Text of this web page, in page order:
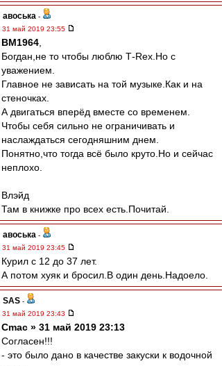
авоська -
31 май 2019 23:55
BM1964
Богдан,не то чтобы люблю Т-Rex.Но с
уважением.
Главное не зависать на той музыке.Как и на
стеночках.
А двигаться вперёд вместе со временем.
Чтобы себя сильно не ограничивать и
наслаждаться сегодняшним днем.
Понятно,что тогда всё было круто.Но и сейчас
неплохо.
Влэйд
Там в книжке про всех есть.Почитай.
авоська -
31 май 2019 23:45
Курил с 12 до 37 лет.
А потом хуяк и бросил.В один день.Надоело.
SAS -
31 май 2019 23:43
Cmac » 31 май 2019 23:13
Согласен!!!
- это было дано в качестве закуски к водочной